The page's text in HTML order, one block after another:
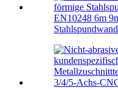
EN10248 6m
Stahlspundwand